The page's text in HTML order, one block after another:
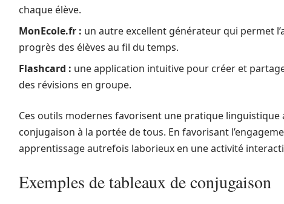
chaque élève.
MonEcole.fr : un autre excellent générateur qui permet
progrès des élèves au fil du temps.
Flashcard : une application intuitive pour créer et
des révisions en groupe.
Ces outils modernes favorisent une pratique
conjugaison à la portée de tous. En favorisant
apprentissage autrefois laborieux en une activité
Exemples de tableaux de conjugaison